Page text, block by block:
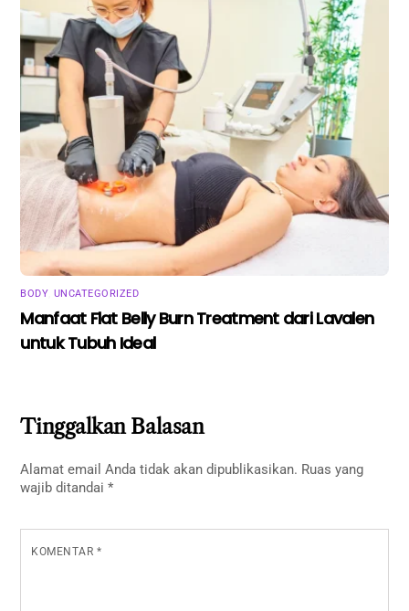
BODY, UNCATEGORIZED
Manfaat Flat Belly Burn Treatment dari Lavalen
untuk Tubuh Ideal
Tinggalkan Balasan
Alamat email Anda tidak akan dipublikasikan. Ruas yang
wajib ditandai*
KOMENTAR *